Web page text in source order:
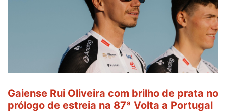
Gaiense Rui Oliveira com brilho de prata no
prólogo de estreia na 87ª Volta a Portugal